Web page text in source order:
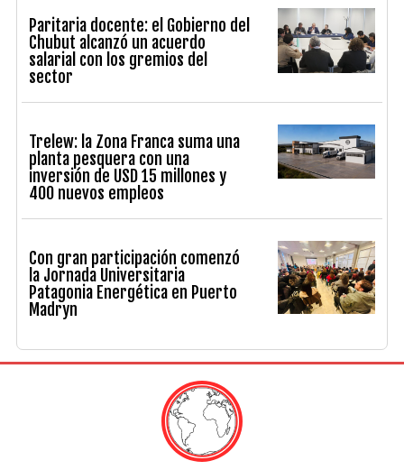
Paritaria docente: el Gobierno del
Chubut alcanzó un acuerdo
salarial con los gremios del
sector
Trelew: la Zona Franca suma una
planta pesquera con una
inversión de USD 15 millones y
400 nuevos empleos
Con gran participación comenzó
la Jornada Universitaria
Patagonia Energética en Puerto
Madryn